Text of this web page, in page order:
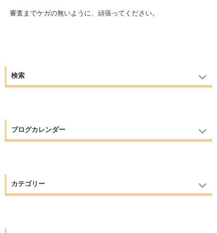
審査までケガの無いように、頑張ってください。
検索
ブログカレンダー
カテゴリー